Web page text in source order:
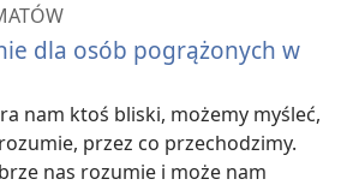
dla osób pogrążonych w
nam ktoś bliski, możemy myśleć,
przez co przechodzimy.
nas rozumie i może nam